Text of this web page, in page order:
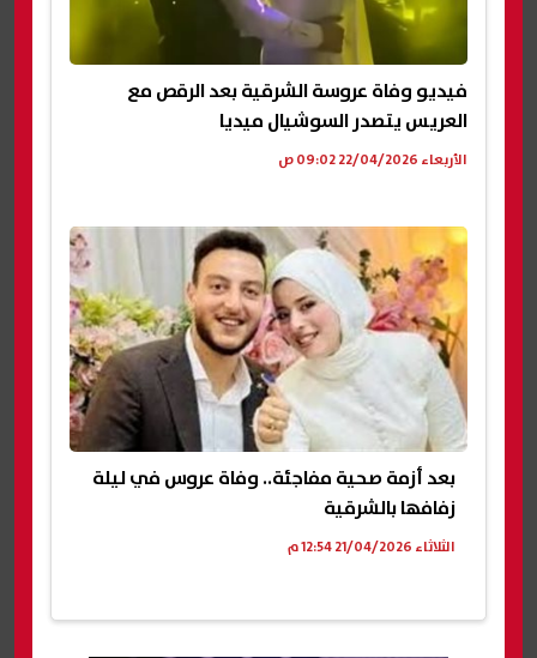
فيديو وفاة عروسة الشرقية بعد الرقص مع
العريس يتصدر السوشيال ميديا
الأربعاء 22/04/2026 09:02 ص
بعد أزمة صحية مفاجئة.. وفاة عروس في ليلة
زفافها بالشرقية
الثلاثاء 21/04/2026 12:54 م